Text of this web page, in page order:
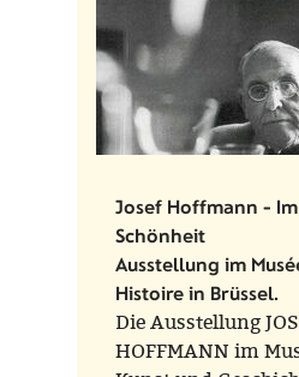
Josef Hoffmann -
Schönheit
Ausstellung im
Histoire in Brüssel.
Die Ausstellung
HOFFMANN im